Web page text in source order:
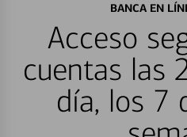
BANCA EN
Acceso
cuentas las
día, los 7